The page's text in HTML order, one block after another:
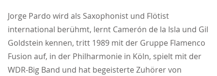
Jorge Pardo wird als Saxophonist und Flötist
international berühmt, lernt Camerón de la Isla und Gil
Goldstein kennen, tritt 1989 mit der Gruppe Flamenco
Fusion auf, in der Philharmonie in Köln, spielt mit der
WDR-Big Band und hat begeisterte Zuhörer von